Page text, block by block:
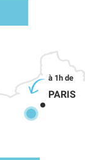
PARIS